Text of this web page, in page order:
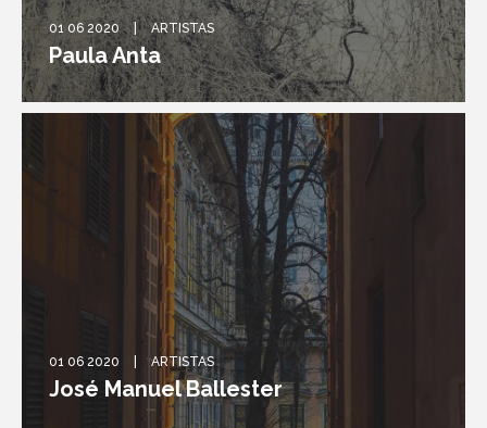
01 06 2020 ARTISTAS
Paula Anta
01 06 2020 ARTISTAS
José Manuel Ballester